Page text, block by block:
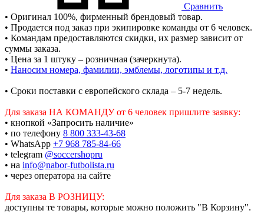
Сравнить
• Оригинал 100%, фирменный брендовый товар.
• Продается под заказ при экипировке команды от 6 человек.
• Командам предоставляются скидки, их размер зависит от
суммы заказа.
• Цена за 1 штуку – розничная (зачеркнута).
• Наносим номера, фамилии, эмблемы, логотипы и т.д.
• Сроки поставки c европейского склада – 5-7 недель.
Для заказа НА КОМАНДУ от 6 человек пришлите заявку:
• кнопкой «Запросить наличие»
• по телефону 8 800 333-43-68
• WhatsApp +7 968 785-84-66
• telegram @soccershopru
• на info@nabor-futbolista.ru
• через оператора на сайте
Для заказа В РОЗНИЦУ:
доступны те товары, которые можно положить "В Корзину".